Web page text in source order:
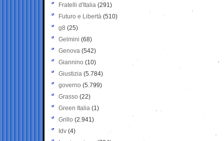
Fratelli d'Italia (291)
Futuro e Libertà (510)
g8 (25)
Gelmini (68)
Genova (542)
Giannino (10)
Giustizia (5.784)
governo (5.799)
Grasso (22)
Green Italia (1)
Grillo (2.941)
Idv (4)